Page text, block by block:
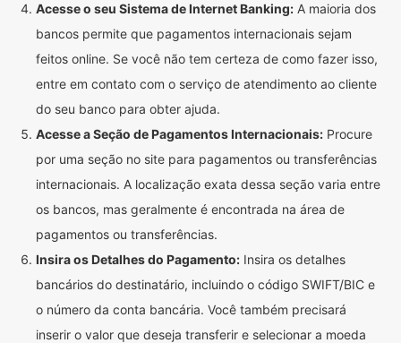
Acesse o seu Sistema de Internet Banking: A maioria dos
bancos permite que pagamentos internacionais sejam
feitos online. Se você não tem certeza de como fazer isso,
entre em contato com o serviço de atendimento ao cliente
do seu banco para obter ajuda.
Acesse a Seção de Pagamentos Internacionais: Procure
por uma seção no site para pagamentos ou transferências
internacionais. A localização exata dessa seção varia entre
os bancos, mas geralmente é encontrada na área de
pagamentos ou transferências.
Insira os Detalhes do Pagamento: Insira os detalhes
bancários do destinatário, incluindo o código SWIFT/BIC e
o número da conta bancária. Você também precisará
inserir o valor que deseja transferir e selecionar a moeda